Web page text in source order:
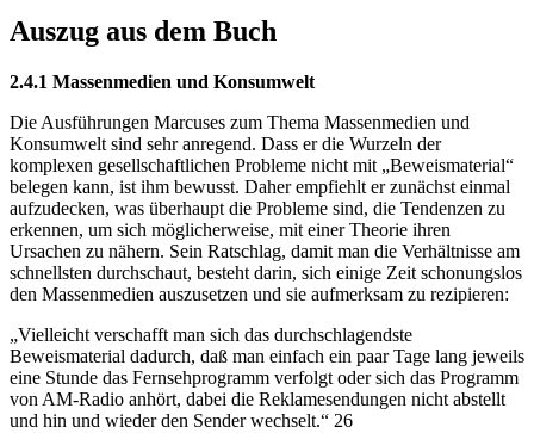
Auszug aus dem Buch
2.4.1 Massenmedien und Konsumwelt
Die Ausführungen Marcuses zum Thema Massenmedien und
Konsumwelt sind sehr anregend. Dass er die Wurzeln der
komplexen gesellschaftlichen Probleme nicht mit „Beweismaterial“
belegen kann, ist ihm bewusst. Daher empfiehlt er zunächst einmal
aufzudecken, was überhaupt die Probleme sind, die Tendenzen zu
erkennen, um sich möglicherweise, mit einer Theorie ihren
Ursachen zu nähern. Sein Ratschlag, damit man die Verhältnisse am
schnellsten durchschaut, besteht darin, sich einige Zeit schonungslos
den Massenmedien auszusetzen und sie aufmerksam zu rezipieren:
„Vielleicht verschafft man sich das durchschlagendste
Beweismaterial dadurch, daß man einfach ein paar Tage lang jeweils
eine Stunde das Fernsehprogramm verfolgt oder sich das Programm
von AM-Radio anhört, dabei die Reklamesendungen nicht abstellt
und hin und wieder den Sender wechselt.“ 26